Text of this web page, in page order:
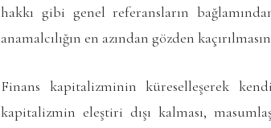
hakkı gibi genel referansların
anamalcılığın en azından gözden
Finans kapitalizminin küreselleşerek
kapitalizmin eleştiri dışı kalması,